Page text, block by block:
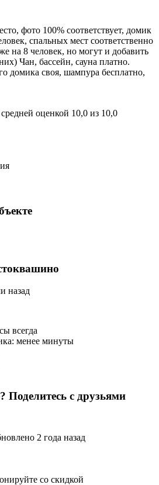
фото 100% соответствует, домик
спальных мест соответственно
на 8 человек, но могут и добавить
Чан, бассейн, сауна платно.
домика своя, шампура бесплатно,
оценкой 10,0 из 10,0
назад
всегда
менее минуты
Поделитесь с друзьями
2 года назад
со скидкой